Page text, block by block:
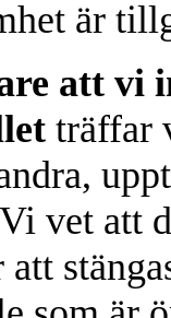
är
att vi
träffar
vet att
att